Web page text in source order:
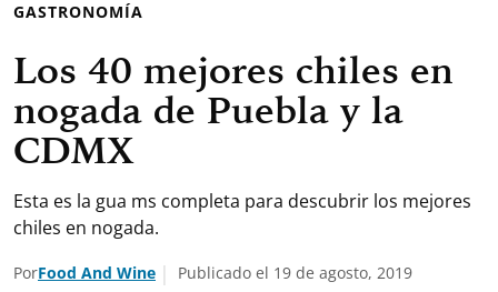
GASTRONOMÍA
Los 40 mejores chiles en
nogada de Puebla y la
CDMX
Esta es la gua ms completa para descubrir los mejores
chiles en nogada.
PorFood And Wine Publicado el 19 de agosto, 2019